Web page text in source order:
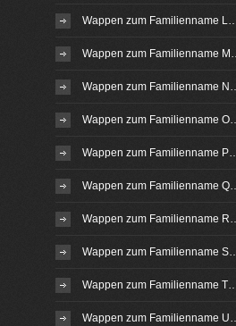
Wappen zum Familienname L…
Wappen zum Familienname M…
Wappen zum Familienname N…
Wappen zum Familienname O…
Wappen zum Familienname P…
Wappen zum Familienname Q…
Wappen zum Familienname R…
Wappen zum Familienname S…
Wappen zum Familienname T…
Wappen zum Familienname U…